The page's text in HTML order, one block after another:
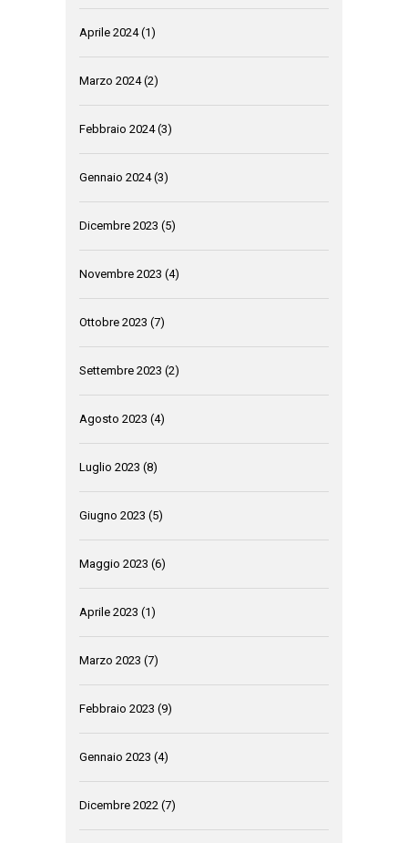
Aprile 2024(1)
Marzo 2024(2)
Febbraio 2024(3)
Gennaio 2024(3)
Dicembre 2023 (5)
Novembre 2023 (4)
Ottobre 2023 (7)
Settembre 2023 (2)
Agosto 2023 (4)
Luglio 2023 (8)
Giugno 2023 (5)
Maggio 2023 (6)
Aprile 2023 (1)
Marzo 2023 (7)
Febbraio 2023 (9)
Gennaio 2023 (4)
Dicembre 2022 (7)